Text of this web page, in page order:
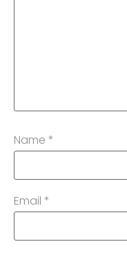
Name *
Email *